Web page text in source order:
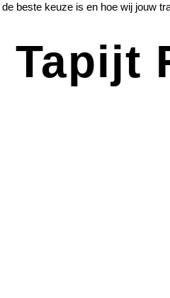
beste keuze is en hoe wij jouw
Tapijt